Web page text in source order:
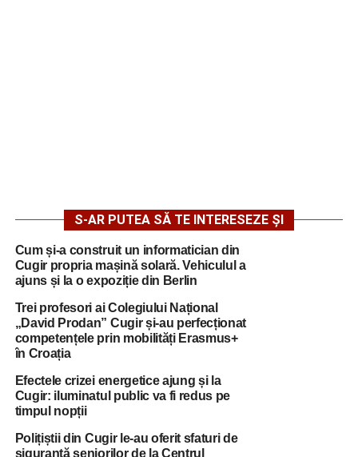
S-AR PUTEA SĂ TE INTERESEZE ȘI
Cum și-a construit un informatician din
Cugir propria mașină solară. Vehiculul a
ajuns și la o expoziție din Berlin
Trei profesori ai Colegiului Național
„David Prodan” Cugir și-au perfecționat
competențele prin mobilități Erasmus+
în Croația
Efectele crizei energetice ajung și la
Cugir: iluminatul public va fi redus pe
timpul nopții
Polițiștii din Cugir le-au oferit sfaturi de
siguranță seniorilor de la Centrul